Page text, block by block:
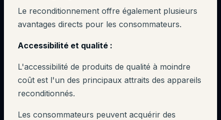
Le reconditionnement offre également plusieurs
avantages directs pour les consommateurs.
Accessibilité et qualité :
L'accessibilité de produits de qualité à moindre
coût est l'un des principaux attraits des appareils
reconditionnés.
Les consommateurs peuvent acquérir des